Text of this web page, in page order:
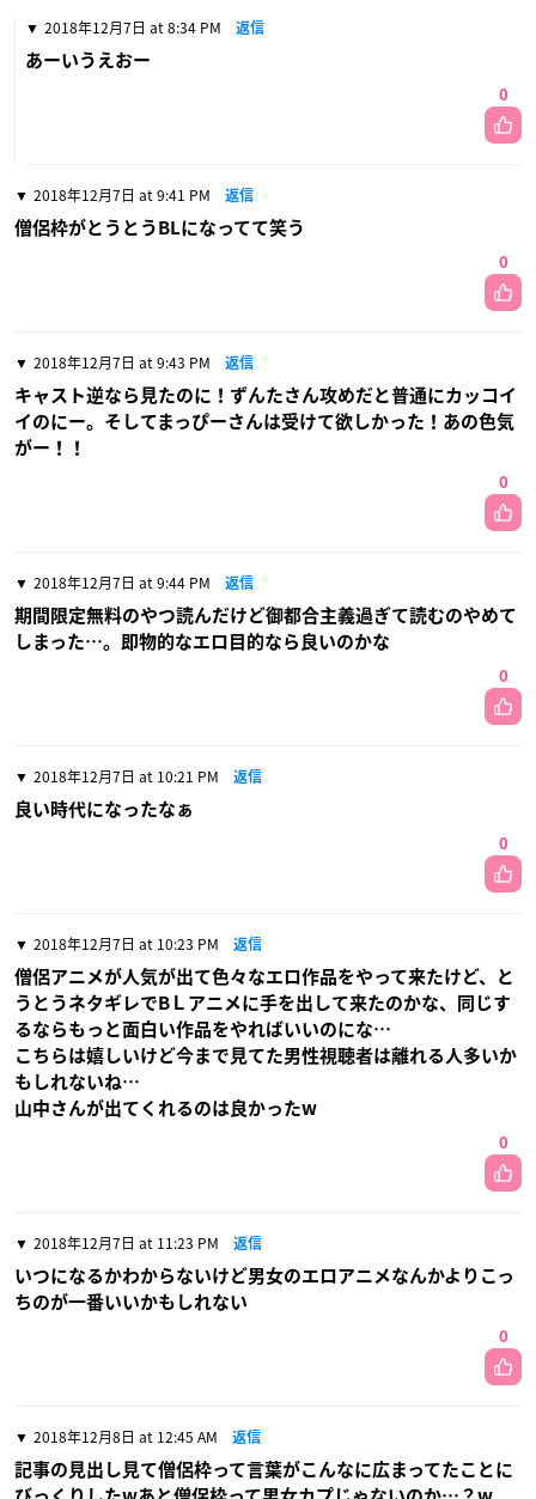
2018年12月7日 at 8:34 PM 返信
あーいうえおー
0
2018年12月7日 at 9:41 PM 返信
僧侶枠がとうとうBLになってて笑う
0
2018年12月7日 at 9:43 PM 返信
キャスト逆なら見たのに！ずんたさん攻めだと普通にカッコイ
イのにー。そしてまっぴーさんは受けて欲しかった！あの色気
がー！！
0
2018年12月7日 at 9:44 PM 返信
期間限定無料のやつ読んだけど御都合主義過ぎて読むのやめて
しまった…。即物的なエロ目的なら良いのかな
0
2018年12月7日 at 10:21 PM 返信
良い時代になったなぁ
0
2018年12月7日 at 10:23 PM 返信
僧侶アニメが人気が出て色々なエロ作品をやって来たけど、と
うとうネタギレでBＬアニメに手を出して来たのかな、同じす
るならもっと面白い作品をやればいいのにな…
こちらは嬉しいけど今まで見てた男性視聴者は離れる人多いか
もしれないね…
山中さんが出てくれるのは良かったw
0
2018年12月7日 at 11:23 PM 返信
いつになるかわからないけど男女のエロアニメなんかよりこっ
ちのが一番いいかもしれない
0
2018年12月8日 at 12:45 AM 返信
記事の見出し見て僧侶枠って言葉がこんなに広まってたことに